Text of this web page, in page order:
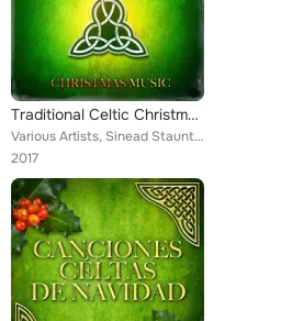
Traditional Celtic Christmas Music
Various Artists, Sinead Staunton, Laura Kielty, Eileen Kelly, Christie McCarthy, Cara Molony, Rosalin Flanagan, Kathy O'Leary, M...
2017